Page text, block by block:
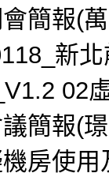
簡報(
新
02
簡報(
房使